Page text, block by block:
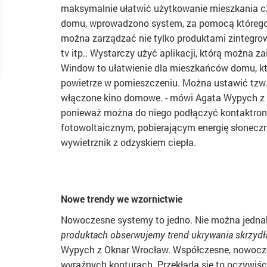
maksymalnie ułatwić użytkowanie mieszkania
domu, wprowadzono system,za pomocą
można zarządzać nie tylko produktami
tv itp.. Wystarczy użyć aplikacji, którą można
Window to ułatwienie dla mieszkańców domu,
powietrze w pomieszczeniu. Można ustawić
włączone kino domowe. - mówi Agata Wypych
ponieważ można do niego podłączyć
fotowoltaicznym, pobierającym energię
wywietrznik z odzyskiem ciepła.
Nowe trendy we wzornictwie
Nowoczesne systemy to jedno. Nie można
produktach obserwujemy trend ukrywania
Wypych z Oknar Wrocław. Współczesne,
wyraźnych konturach. Przekłada się to